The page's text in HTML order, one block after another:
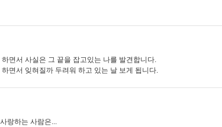
면서 사실은 그 끝을 잡고있는 나를 발견합니다.
면서 잊혀질까 두려워 하고 있는 날 보게 됩니다.
랑하는 사람은...